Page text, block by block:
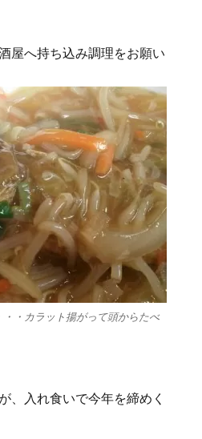
屋へ持ち込み調理をお願い
・カラット揚がって頭からたべ
、入れ食いで今年を締めく